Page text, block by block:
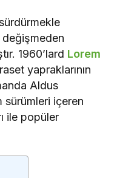
değişmeden
1960’lard Lorem
yapraklarının
Aldus
sürümleri içeren
ile popüler